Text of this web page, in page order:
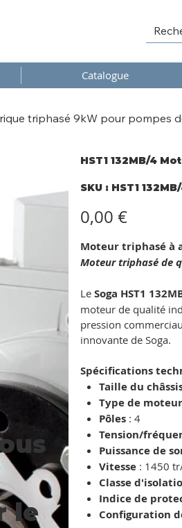
Catalogue
triphasé 9kW pour pompes
HST1 132MB/4
SKU : SKU
HST1
HST1
0,00 €
Moteur triphasé à
Moteur triphasé de
LeSoga HST1
moteur de qualité
pression
innovante de Soga.
Spécifications
Taille du
Type de moteur
Pôles : 4
Tension/
Puissance de
Vitesse : 1450
Classe
Indice de
Configuration
le